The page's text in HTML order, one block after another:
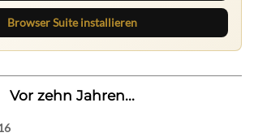
Browser Suite installieren
Vor zehn Jahren...